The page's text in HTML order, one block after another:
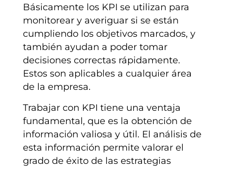
Básicamente los KPI se utilizan para
monitorear y averiguar si se están
cumpliendo los objetivos marcados, y
también ayudan a poder tomar
decisiones correctas rápidamente.
Estos son aplicables a cualquier área
de la empresa.
Trabajar con KPI tiene una ventaja
fundamental, que es la obtención de
información valiosa y útil. El análisis de
esta información permite valorar el
grado de éxito de las estrategias